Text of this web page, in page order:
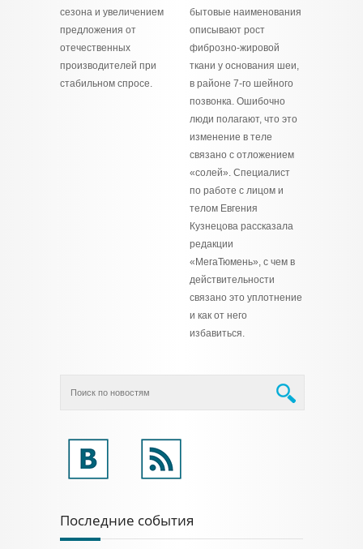
сезона и увеличением
предложения от
отечественных
производителей при
стабильном спросе.
бытовые наименования
описывают рост
фиброзно‑жировой
ткани у основания шеи,
в районе 7‑го шейного
позвонка. Ошибочно
люди полагают, что это
изменение в теле
связано с отложением
«солей». Специалист
по работе с лицом и
телом Евгения
Кузнецова рассказала
редакции
«МегаТюмень», с чем в
действительности
связано это уплотнение
и как от него
избавиться.
Последние события